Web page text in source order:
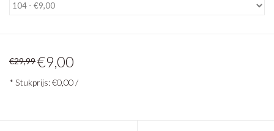
€29,99€9,00
* Stukprijs: €0,00 /